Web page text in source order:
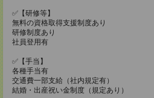
✅【研修等】
無料の資格取得支援制度あり
研修制度あり
社員登用有
✅【手当】
各種手当有
交通費一部支給（社内規定有）
結婚・出産祝い金制度（規定あり）